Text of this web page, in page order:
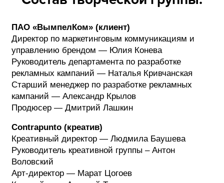
ПАО «ВымпелКом» (клиент)
Директор по маркетинговым коммуникациям и
управлению брендом — Юлия Конева
Руководитель департамента по разработке
рекламных кампаний — Наталья Кривчанская
Старший менеджер по разработке рекламных
кампаний — Александр Крылов
Продюсер — Дмитрий Лашкин
Contrapunto (креатив)
Креативный директор — Людмила Баушева
Руководитель креативной группы – Антон
Воловский
Арт-директор — Марат Цогоев